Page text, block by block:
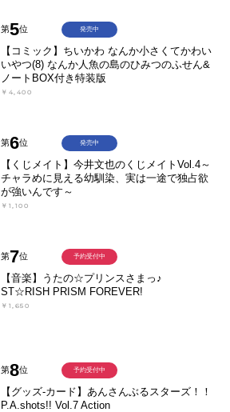
第5位
【コミック】ちいかわ なんか小さくてかわい
いやつ(8) なんか人魚の島のひみつのふせん&
ノートBOX付き特装版
￥4,400
発売中
第6位
【くじメイト】今井文也のくじメイトVol.4～
チャラめに見える幼馴染、実は一途で独占欲
が強いんです～
￥1,100
発売中
第7位
【音楽】うたの☆プリンスさまっ♪
ST☆RISH PRISM FOREVER!
￥1,650
予約受付中
第8位
【グッズ-カード】あんさんぶるスターズ！！
P.A.shots!! Vol.7 Action
予約受付中